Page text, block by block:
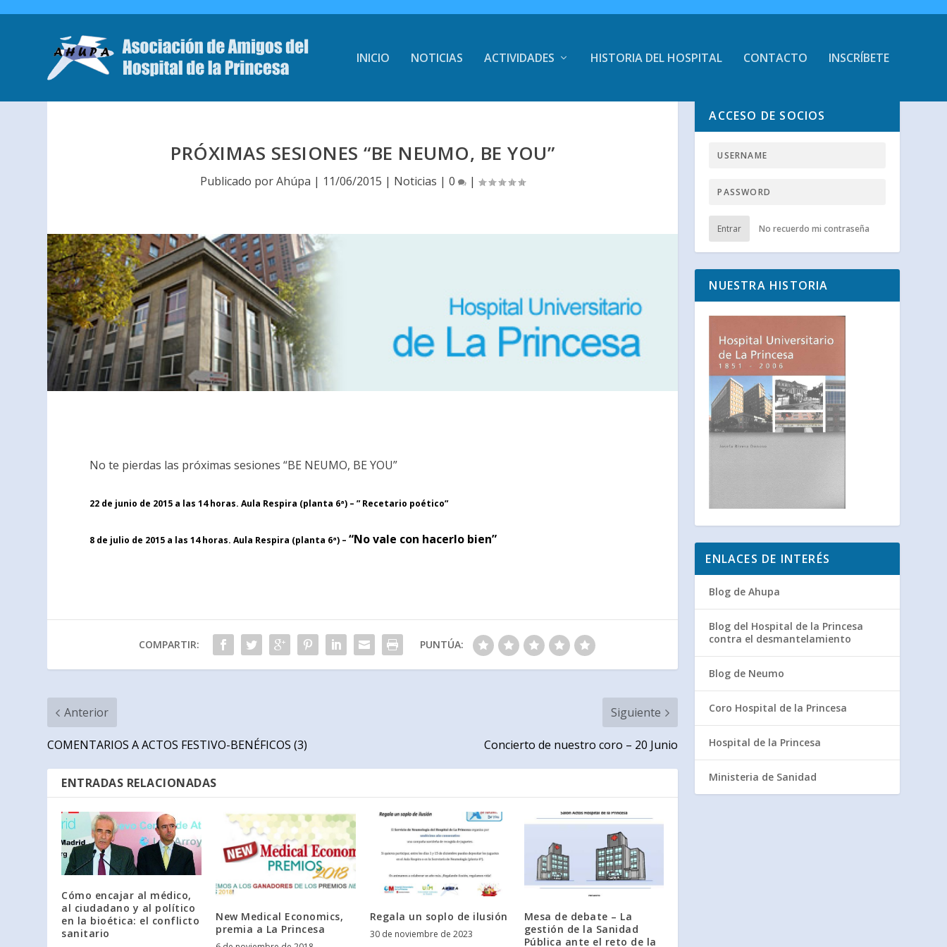
INICIO NOTICIAS ACTIVIDADES HISTORIA DEL HOSPITAL CONTACTO INSCRÍBETE
PRÓXIMAS SESIONES “BE NEUMO, BE YOU”
Publicado porAhúpa | 11/06/2015 | Noticias |0 |
No te pierdas las próximas sesiones “BE NEUMO, BE YOU”
22 de junio de 2015 a las 14 horas. Aula Respira (planta 6ª) –” Recetario poético”
8 de julio de 2015 a las 14 horas. Aula Respira (planta 6ª) –“No vale con hacerlo bien”
COMPARTIR: PUNTÚA:
Anterior
COMENTARIOS A ACTOS FESTIVO-BENÉFICOS (3)
Siguiente
Concierto de nuestro coro – 20 Junio
ENTRADAS RELACIONADAS
Cómo encajar al médico,
al ciudadano y al político
en la bioética: el conflicto
sanitario
New Medical Economics,
premia a La Princesa
Regala un soplo de ilusión
30 de noviembre de 2023
Mesa de debate – La
gestión de la Sanidad
Pública ante el reto de la
ACCESO DE SOCIOS
Entrar No recuerdo mi contraseña
NUESTRA HISTORIA
ENLACES DE INTERÉS
Blog de Ahupa
Blog del Hospital de la Princesa
contra el desmantelamiento
Blog de Neumo
Coro Hospital de la Princesa
Hospital de la Princesa
Ministeria de Sanidad